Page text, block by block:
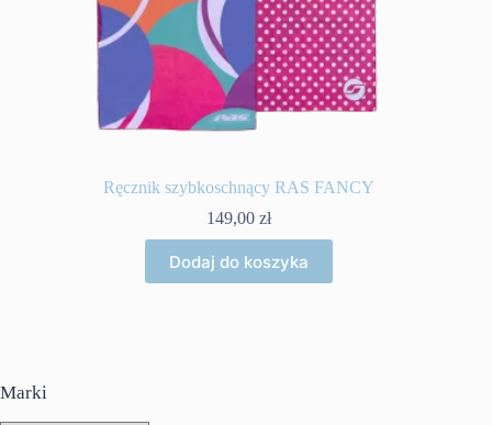
Ręcznik szybkoschnący RAS FANCY
149,00 zł
Dodaj do koszyka
Marki